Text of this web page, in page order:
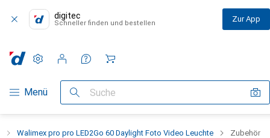
digitec
Schneller finden und bestellen Zur App
Navigation nach Kategorien
Menü Suche
Einstellungen
Kundenkonto
Vergleichslisten
Merklisten
Warenkorb
Walimex pro pro LED2Go 60 Daylight Foto Video Leuchte Zubehör